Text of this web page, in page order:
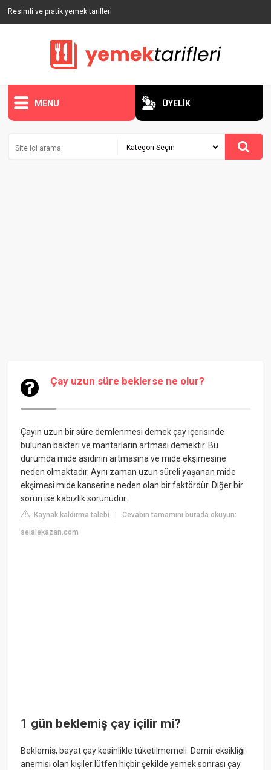
Resimli ve pratik yemek tarifleri
MENU ÜYELİK
Çay uzun süre beklerse ne olur?
Çayın uzun bir süre demlenmesi demek çay içerisinde
bulunan bakteri ve mantarların artması demektir. Bu
durumda mide asidinin artmasına ve mide ekşimesine
neden olmaktadır. Aynı zaman uzun süreli yaşanan mide
ekşimesi mide kanserine neden olan bir faktördür. Diğer bir
sorun ise kabızlık sorunudur.
Kaynak kaldırma talebi |Cevabın tamamını burada okuyun:
selalekazan.com
1 gün beklemiş çay içilir mi?
Beklemiş, bayat çay kesinlikle tüketilmemeli. Demir eksikliği
anemisi olan kişiler lütfen hiçbir şekilde yemek sonrası çay